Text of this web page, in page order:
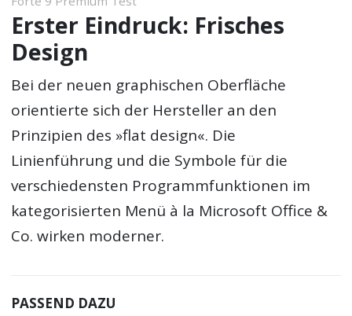
Erster Eindruck: Frisches
Design
Bei der neuen graphischen Oberfläche
orientierte sich der Hersteller an den
Prinzipien des »flat design«. Die
Linienführung und die Symbole für die
verschiedensten Programmfunktionen im
kategorisierten Menü à la Microsoft Office &
Co. wirken moderner.
PASSEND DAZU